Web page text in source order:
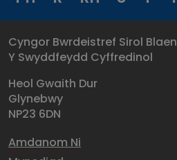
Cyngor Bwrdeistref Sirol
Y Swyddfeydd Cyffredinol
Heol Gwaith Dur
Glynebwy
NP23 6DN
Amdanom Ni